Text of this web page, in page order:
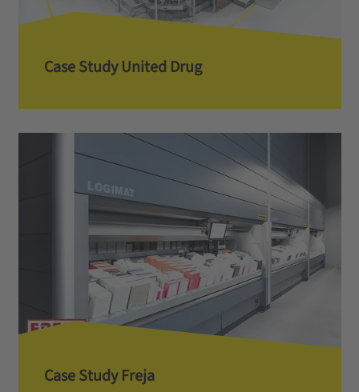
Case Study United Drug
Case Study Freja